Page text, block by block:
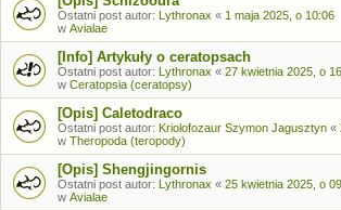
Ostatni post autor: Lythronax « 1 maja 2025, o 10:06
w Avialae
[Info] Artykuły o ceratopsach
Ostatni post autor: Lythronax « 27 kwietnia 2025, o
w Ceratopsia (ceratopsy)
[Opis] Caletodraco
Ostatni post autor: Kriolofozaur Szymon Jagusztyn «
w Theropoda (teropody)
[Opis] Shengjingornis
Ostatni post autor: Lythronax « 25 kwietnia 2025, o
w Avialae